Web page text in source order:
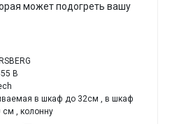
может подогреть вашу
B
в шкаф до 32см , в шкаф
см , колонну